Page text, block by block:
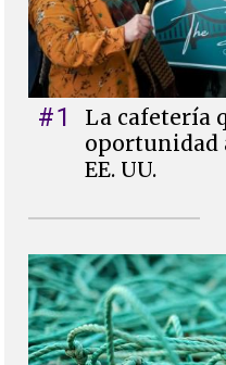
#1
La cafetería
oportunidad
EE. UU.